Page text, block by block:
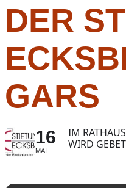
ER
ARS
16
MAI
IM
WIRD